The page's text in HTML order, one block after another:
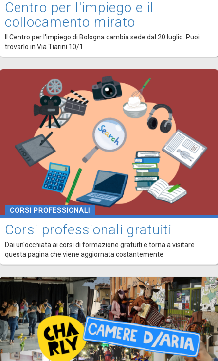
Centro per l'impiego e il
collocamento mirato
Il Centro per l'impiego di Bologna cambia sede dal 20 luglio. Puoi
trovarlo in Via Tiarini 10/1.
CORSI PROFESSIONALI
Corsi professionali gratuiti
Dai un'occhiata ai corsi di formazione gratuiti e torna a visitare
questa pagina che viene aggiornata costantemente